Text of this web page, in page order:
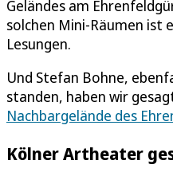
Geländes am
solchen Mini-Räumen ist
Lesungen.
Und Stefan Bohne,
standen, haben wir
Nachbargelände des
Kölner Artheater